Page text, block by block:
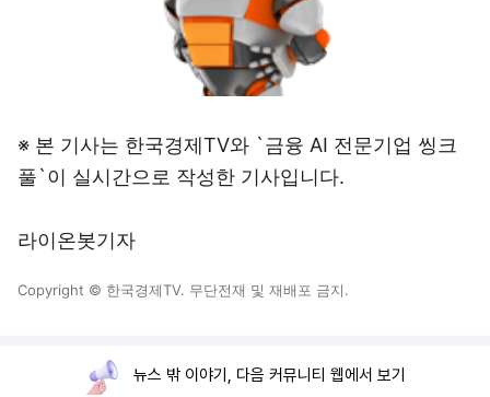
※ 본 기사는 한국경제TV와 `금융 AI 전문기업 씽크
풀`이 실시간으로 작성한 기사입니다.
라이온봇기자
Copyright © 한국경제TV. 무단전재 및 재배포 금지.
뉴스 밖 이야기, 다음 커뮤니티 웹에서 보기